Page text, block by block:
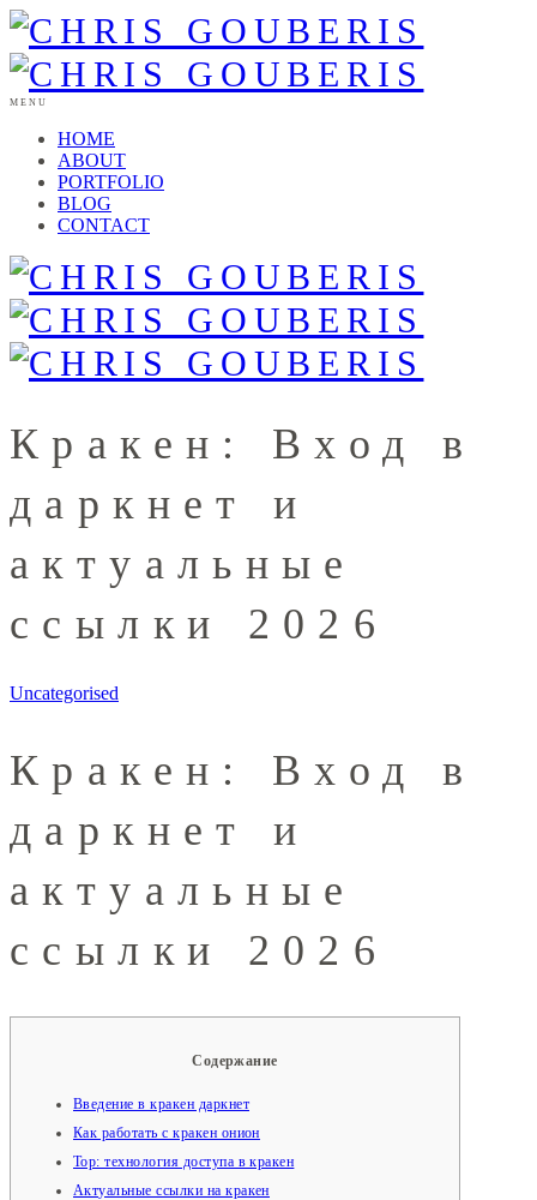
MENU
HOME
ABOUT
PORTFOLIO
BLOG
CONTACT
Кракен: Вход в
даркнет и
актуальные
ссылки 2026
Uncategorised
Кракен: Вход в
даркнет и
актуальные
ссылки 2026
Содержание
Введение в кракен даркнет
Как работать с кракен онион
Тор: технология доступа в кракен
Актуальные ссылки на кракен